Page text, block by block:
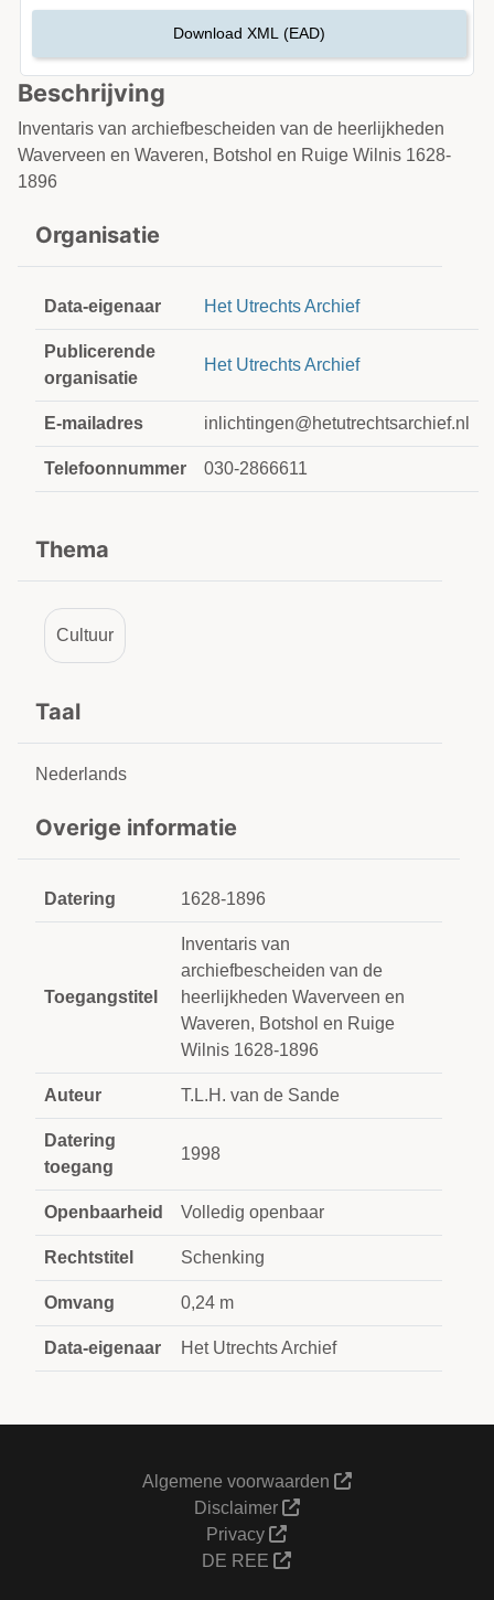
Beschrijving
Inventaris van archiefbescheiden van de heerlijkheden
Waverveen en Waveren, Botshol en Ruige Wilnis 1628-
1896
Organisatie
Data-eigenaar Het Utrechts Archief
Publicerende
organisatie
Het Utrechts Archief
E-mailadres inlichtingen@hetutrechtsarchief.nl
Telefoonnummer 030-2866611
Thema
Cultuur
Taal
Nederlands
Overige informatie
Datering 1628-1896
Toegangstitel
Inventaris van
archiefbescheiden van de
heerlijkheden Waverveen en
Waveren, Botshol en Ruige
Wilnis 1628-1896
Auteur T.L.H. van de Sande
Datering
toegang
1998
Openbaarheid Volledig openbaar
Rechtstitel Schenking
Omvang 0,24 m
Data-eigenaar Het Utrechts Archief
Download XML (EAD)
Algemene voorwaarden
Disclaimer
Privacy
DE REE